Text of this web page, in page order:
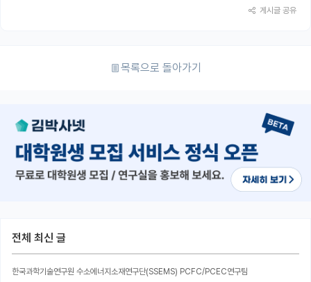
게시글 공유
목록으로 돌아가기
전체 최신 글
한국과학기술연구원 수소에너지소재연구단(SSEMS) PCFC/PCEC연구팀